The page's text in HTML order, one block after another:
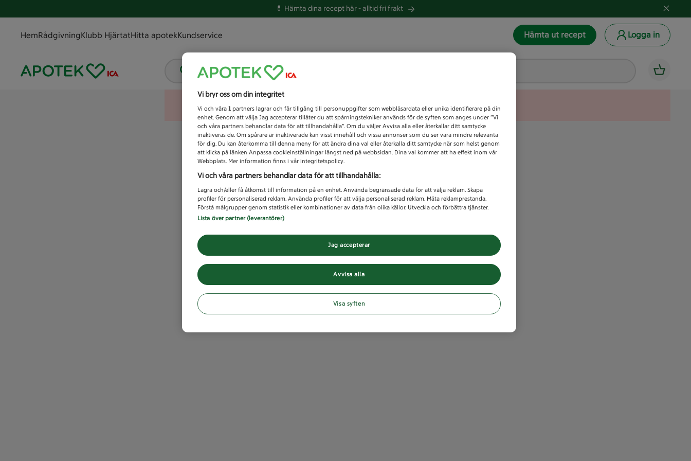
💊 Hämta dina recept här -alltid fri frakt
HemRådgivningKlubb HjärtatHitta apotekKundservice Hämta ut recept Logga in
Vad letar du efter idag?
Unknown error
Vi bryr oss om din integritet
Vi och våra 1 partners lagrar och får tillgång till personuppgifter som webbläsardata eller unika identifierare på din
enhet. Genom att välja Jag accepterar tillåter du att spårningstekniker används för de syften som anges under ”Vi
och våra partners behandlar data för att tillhandahålla”. Om du väljer Avvisa alla eller återkallar ditt samtycke
inaktiveras de. Om spårare är inaktiverade kan visst innehåll och vissa annonser som du ser vara mindre relevanta
för dig. Du kan återkomma till denna meny för att ändra dina val eller återkalla ditt samtycke när som helst genom
att klicka på länken Anpassa cookieinställningar längst ned på webbsidan. Dina val kommer att ha effekt inom vår
Webbplats. Mer information finns i vår integritetspolicy.
Vi och våra partners behandlar data för att tillhandahålla:
Lagra och/eller få åtkomst till information på en enhet. Använda begränsade data för att välja reklam. Skapa
profiler för personaliserad reklam. Använda profiler för att välja personaliserad reklam. Mäta reklamprestanda.
Förstå målgrupper genom statistik eller kombinationer av data från olika källor. Utveckla och förbättra tjänster.
Lista över partner (leverantörer)
Avvisa alla
Jag accepterar
Visa syften